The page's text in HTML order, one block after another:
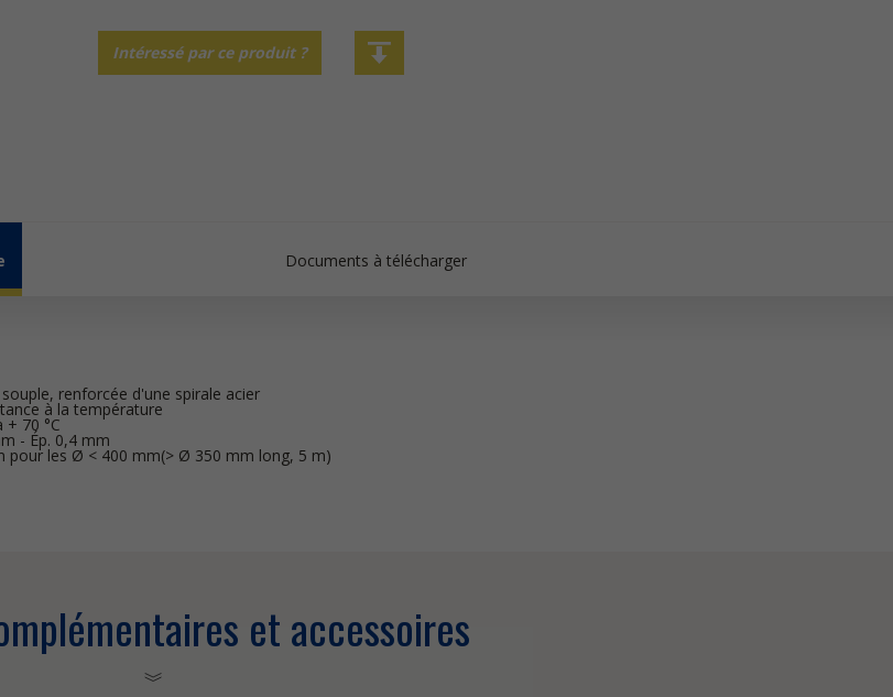
Intéressé par ce produit ?
et accessoires
Documents à télécharger
renforcée d'une spirale acier
à la température
70 °C
- Ép. 0,4 mm
pour les Ø < 400 mm(> Ø 350 mm long, 5 m)